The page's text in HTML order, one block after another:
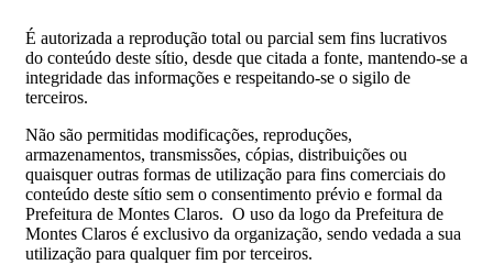
É autorizada a reprodução total ou parcial sem fins lucrativos
do conteúdo deste sítio, desde que citada a fonte, mantendo-se a
integridade das informações e respeitando-se o sigilo de
terceiros.
Não são permitidas modificações, reproduções,
armazenamentos, transmissões, cópias, distribuições ou
quaisquer outras formas de utilização para fins comerciais do
conteúdo deste sítio sem o consentimento prévio e formal da
Prefeitura de Montes Claros. O uso da logo da Prefeitura de
Montes Claros é exclusivo da organização, sendo vedada a sua
utilização para qualquer fim por terceiros.